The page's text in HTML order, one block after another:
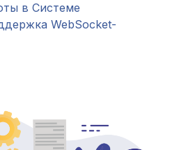
в Системе
WebSocket-